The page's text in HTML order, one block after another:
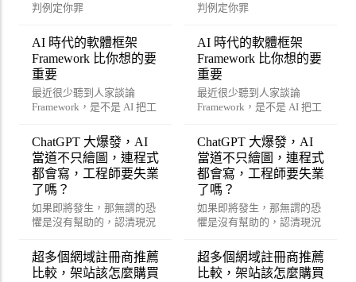
判例定你罪
AI 時代的軟體框架
Framework 比你想的要
重要
最近很少聽到人家談論
Framework，是不是 AI 把工
ChatGPT 大爆發，AI
當道不只繪圖，連程式
都會寫，工程師要失業
了嗎？
如果即將發生，那無謂的恐
懼是沒有幫助的，認清現況
你喔！
超多個網域註冊商推薦
比較，架站該怎麼購買
判例定你罪
AI 時代的軟體框架
Framework 比你想的要
重要
最近很少聽到人家談論
Framework，是不是 AI 把工
ChatGPT 大爆發，AI
當道不只繪圖，連程式
都會寫，工程師要失業
了嗎？
如果即將發生，那無謂的恐
懼是沒有幫助的，認清現況
你喔！
超多個網域註冊商推薦
比較，架站該怎麼購買